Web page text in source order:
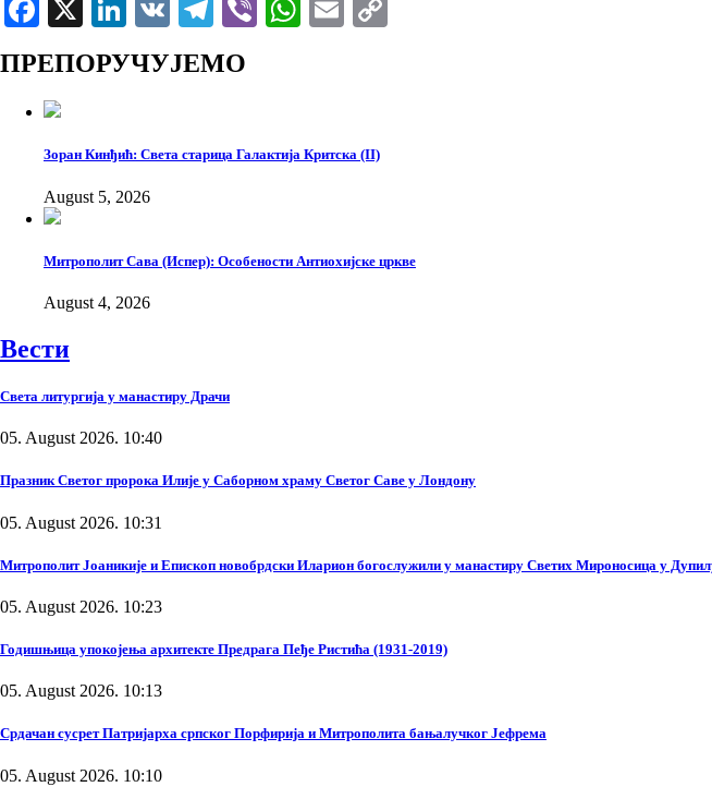
ПРЕПОРУЧУЈЕМО
Зоран Кинђић: Света старица Галактија Критска (II)
August 5, 2026
Митрополит Сава (Испер): Особености Антиохијске цркве
August 4, 2026
Вести
Света литургија у манастиру Драчи
05. August 2026. 10:40
Празник Светог пророка Илије у Саборном храму Светог Саве у Лондону
05. August 2026. 10:31
Митрополит Јоаникије и Епископ новобрдски Иларион богослужили у манастиру Светих Мироносица у
05. August 2026. 10:23
Годишњица упокојења архитекте Предрага Пеђе Ристића (1931-2019)
05. August 2026. 10:13
Срдачан сусрет Патријарха српског Порфирија и Митрополита бањалучког Јефрема
05. August 2026. 10:10